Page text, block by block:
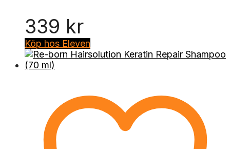
339 kr
Köp hos Eleven